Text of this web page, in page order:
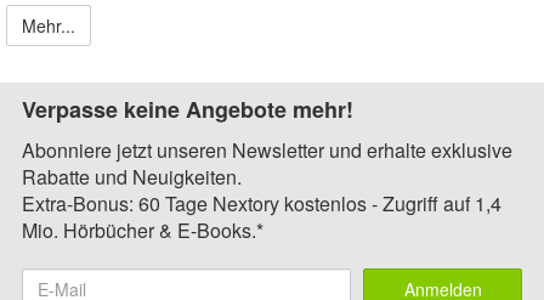
Mehr...
Verpasse keine Angebote mehr!
Abonniere jetzt unseren Newsletter und erhalte exklusive
Rabatte und Neuigkeiten.
Extra-Bonus: 60 Tage Nextory kostenlos - Zugriff auf 1,4
Mio. Hörbücher & E-Books.*
Anmelden